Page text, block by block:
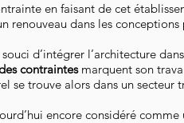
en faisant de cet
renouveau dans les
d’intégrer l’architecture
contraintesmarquent son
se trouve alors dans un
encore considéré